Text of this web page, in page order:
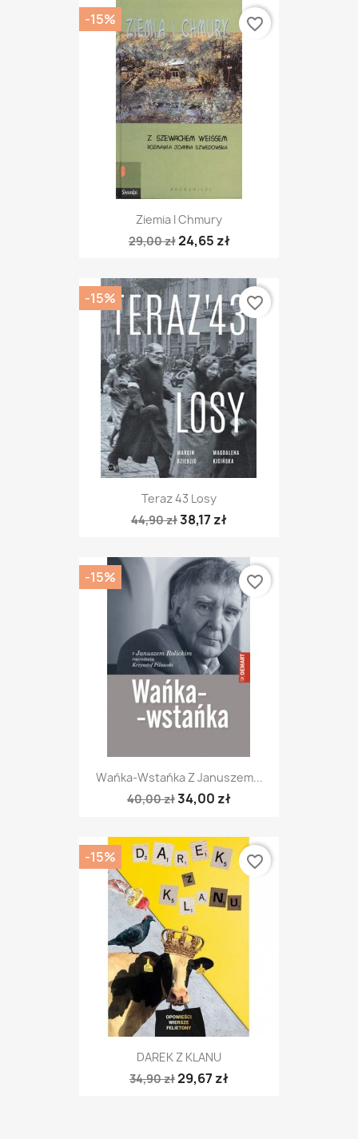
Ziemia I Chmury
29,00 zł24,65 zł
-15% favorite_border
Teraz 43 Losy
44,90 zł38,17 zł
-15% favorite_border
Wańka-Wstańka Z Januszem...
40,00 zł34,00 zł
-15% favorite_border
DAREK Z KLANU
34,90 zł29,67 zł
-15% favorite_border